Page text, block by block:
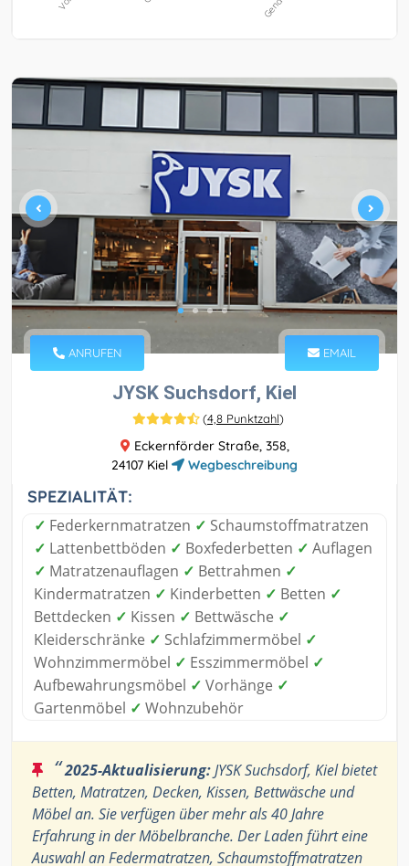
ANRUFEN EMAIL
JYSK Suchsdorf, Kiel
(4,8 Punktzahl)
Eckernförder Straße, 358,
24107 Kiel
Wegbeschreibung
SPEZIALITÄT:
✓ Federkernmatratzen ✓ Schaumstoffmatratzen
✓ Lattenbettböden ✓ Boxfederbetten ✓ Auflagen
✓ Matratzenauflagen ✓ Bettrahmen ✓
Kindermatratzen ✓ Kinderbetten ✓ Betten ✓
Bettdecken ✓ Kissen ✓ Bettwäsche ✓
Kleiderschränke ✓ Schlafzimmermöbel ✓
Wohnzimmermöbel ✓ Esszimmermöbel ✓
Aufbewahrungsmöbel ✓ Vorhänge ✓
Gartenmöbel ✓ Wohnzubehör
“2025-Aktualisierung:JYSK Suchsdorf, Kiel bietet
Betten, Matratzen, Decken, Kissen, Bettwäsche und
Möbel an. Sie verfügen über mehr als 40 Jahre
Erfahrung in der Möbelbranche. Der Laden führt eine
Auswahl an Federmatratzen, Schaumstoffmatratzen